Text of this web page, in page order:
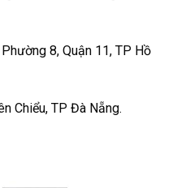
8, Quận 11, TP Hồ
Chiểu, TP Đà Nẵng.